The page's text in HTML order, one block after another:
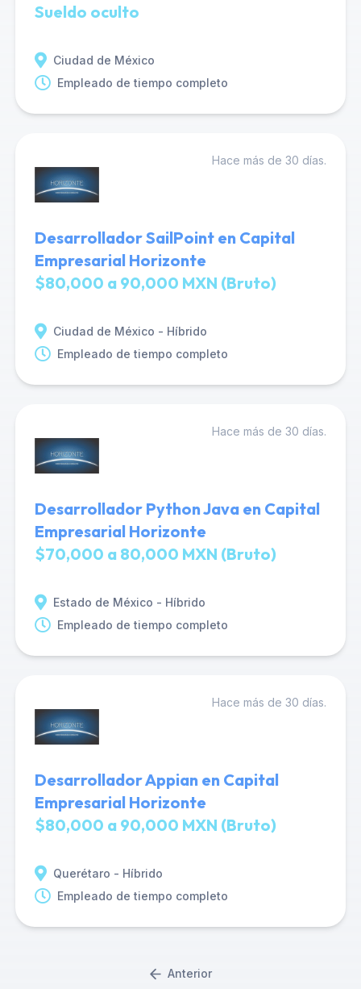
Sueldo oculto
Ciudad de México
Empleado de tiempo completo
Hace más de 30 días.
Desarrollador SailPoint en Capital
Empresarial Horizonte
$80,000 a 90,000 MXN (Bruto)
Ciudad de México - Híbrido
Empleado de tiempo completo
Hace más de 30 días.
Desarrollador Python Java en Capital
Empresarial Horizonte
$70,000 a 80,000 MXN (Bruto)
Estado de México - Híbrido
Empleado de tiempo completo
Hace más de 30 días.
Desarrollador Appian en Capital
Empresarial Horizonte
$80,000 a 90,000 MXN (Bruto)
Querétaro - Híbrido
Empleado de tiempo completo
Anterior